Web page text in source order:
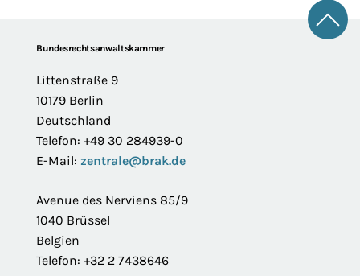
FooterBundesrechtsanwaltskammer
Littenstraße 9
10179 Berlin
Deutschland
Telefon: +49 30 284939-0
E-Mail: zentrale@brak.de
Avenue des Nerviens 85/9
1040 Brüssel
Belgien
Telefon: +32 2 7438646